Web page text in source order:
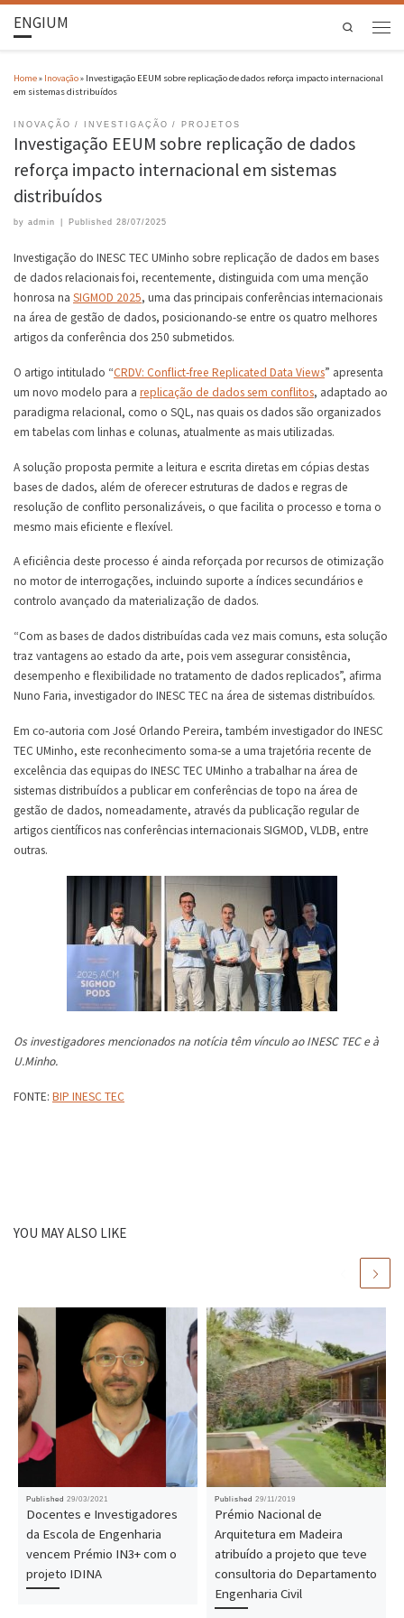
ENGIUM Search
Home» Inovação» Investigação EEUM sobre replicação de dados reforça impacto internacional
em sistemas distribuídos
INOVAÇÃO INVESTIGAÇÃO PROJETOS
Investigação EEUM sobre replicação de dados
reforça impacto internacional em sistemas
distribuídos
by admin Published 28/07/2025
Investigação do INESC TEC UMinho sobre replicação de dados em bases
de dados relacionais foi, recentemente, distinguida com uma menção
honrosa na SIGMOD 2025, uma das principais conferências internacionais
na área de gestão de dados, posicionando-se entre os quatro melhores
artigos da conferência dos 250 submetidos.
O artigo intitulado “CRDV: Conflict‑free Replicated Data Views” apresenta
um novo modelo para a replicação de dados sem conflitos, adaptado ao
paradigma relacional, como o SQL, nas quais os dados são organizados
em tabelas com linhas e colunas, atualmente as mais utilizadas.
A solução proposta permite a leitura e escrita diretas em cópias destas
bases de dados, além de oferecer estruturas de dados e regras de
resolução de conflito personalizáveis, o que facilita o processo e torna o
mesmo mais eficiente e flexível.
A eficiência deste processo é ainda reforçada por recursos de otimização
no motor de interrogações, incluindo suporte a índices secundários e
controlo avançado da materialização de dados.
“Com as bases de dados distribuídas cada vez mais comuns, esta solução
traz vantagens ao estado da arte, pois vem assegurar consistência,
desempenho e flexibilidade no tratamento de dados replicados”, afirma
Nuno Faria, investigador do INESC TEC na área de sistemas distribuídos.
Em co-autoria com José Orlando Pereira, também investigador do INESC
TEC UMinho, este reconhecimento soma‑se a uma trajetória recente de
excelência das equipas do INESC TEC UMinho a trabalhar na área de
sistemas distribuídos a publicar em conferências de topo na área de
gestão de dados, nomeadamente, através da publicação regular de
artigos científicos nas conferências internacionais SIGMOD, VLDB, entre
outras.
Os investigadores mencionados na notícia têm vínculo ao INESC TEC e à
U.Minho.
FONTE: BIP INESC TEC
YOU MAY ALSO LIKE
Published 29/03/2021
Docentes e Investigadores
da Escola de Engenharia
vencem Prémio IN3+ com o
projeto IDINA
Published 29/11/2019
Prémio Nacional de
Arquitetura em Madeira
atribuído a projeto que teve
consultoria do Departamento
Engenharia Civil